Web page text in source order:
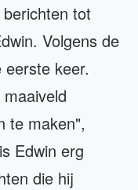
tot
Volgens de
keer.
te maken",
Edwin erg
die hij